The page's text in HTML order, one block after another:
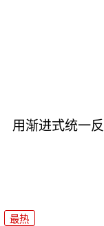
用渐进式统一
最热